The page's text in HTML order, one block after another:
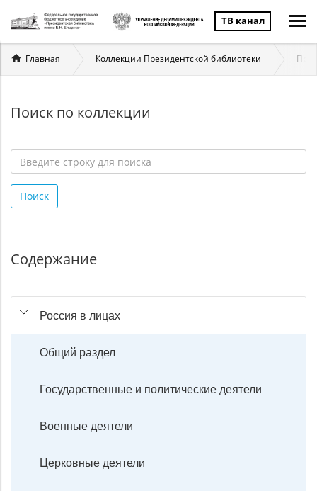
ТВ канал
Вы
здесь
Главная Коллекции Президентской библиотеки
Поиск по коллекции
строку
для
Поиск
Содержание
Россия в лицах
Общий раздел
Государственные и политические деятели
Военные деятели
Церковные деятели